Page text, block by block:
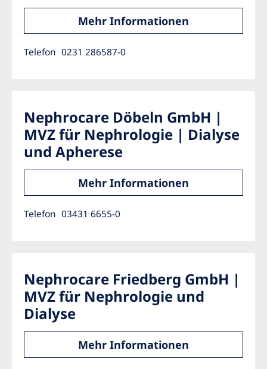
Mehr Informationen
Telefon 0231 286587-0
Nephrocare Döbeln GmbH |
MVZ für Nephrologie | Dialyse
und Apherese
Mehr Informationen
Telefon 03431 6655-0
Nephrocare Friedberg GmbH |
MVZ für Nephrologie und
Dialyse
Mehr Informationen